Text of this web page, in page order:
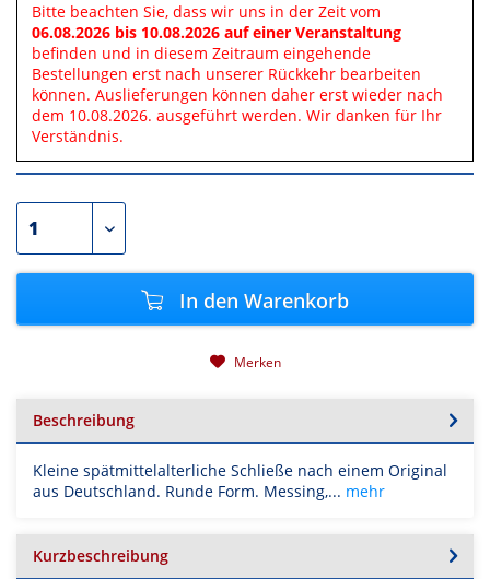
Bitte beachten Sie, dass wir uns in der Zeit vom
06.08.2026 bis 10.08.2026 auf einer Veranstaltung
befinden und in diesem Zeitraum eingehende
Bestellungen erst nach unserer Rückkehr bearbeiten
können. Auslieferungen können daher erst wieder nach
dem 10.08.2026. ausgeführt werden. Wir danken für Ihr
Verständnis.
In den Warenkorb
Merken
Beschreibung
Kleine spätmittelalterliche Schließe nach einem Original
aus Deutschland. Runde Form. Messing,... mehr
Kurzbeschreibung